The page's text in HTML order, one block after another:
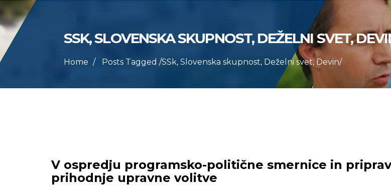
SSK, SLOVENSKA SKUPNOST, DEŽELNI SVET,
Home Posts Tagged /SSk, Slovenska skupnost, Deželni svet, Devin/
V ospredju programsko-politične smernice in
prihodnje upravne volitve